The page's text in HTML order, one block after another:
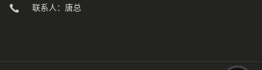
联系人：唐总